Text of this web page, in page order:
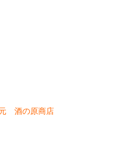
酒の原商店